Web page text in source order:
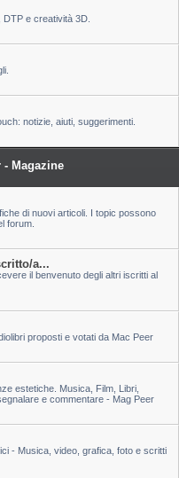
e creatività 3D.
notizie, aiuti, suggerimenti.
- Magazine
di nuovi articoli. I topic possono
forum.
a...
il benvenuto degli altri iscritti al
proposti e votati da Mac Peer
estetiche. Musica, Film, Libri,
e commentare - Mag Peer
- Musica, video, grafica, foto e scritti